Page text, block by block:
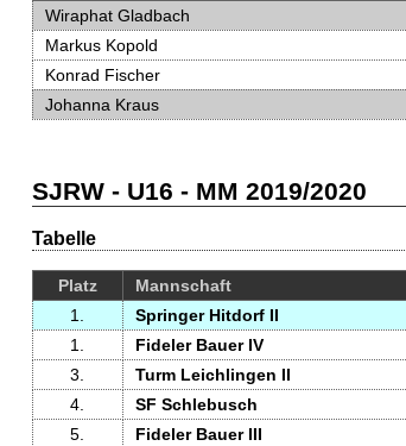
Wiraphat Gladbach
Markus Kopold
Konrad Fischer
Johanna Kraus
SJRW - U16 - MM 2019/2020
Tabelle
Platz Mannschaft
1.
Springer Hitdorf II
1.
Fideler Bauer IV
3.
Turm Leichlingen II
4.
SF Schlebusch
5.
Fideler Bauer III